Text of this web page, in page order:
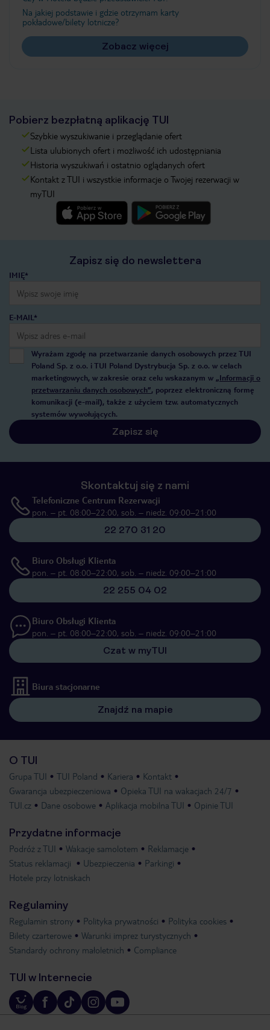
Na jakiej podstawie i gdzie otrzymam karty
pokładowe/bilety lotnicze?
Zobacz więcej
Pobierz bezpłatną aplikację TUI
Szybkie wyszukiwanie i przeglądanie ofert
Lista ulubionych ofert i możliwość ich udostępniania
Historia wyszukiwań i ostatnio oglądanych ofert
Kontakt z TUI i wszystkie informacje o Twojej rezerwacji w
myTUI
Zapisz się do newslettera
IMIĘ*
E-MAIL*
Wyrażam zgodę na przetwarzanie danych osobowych przez TUI
Poland Sp. z o.o. i TUI Poland Dystrybucja Sp. z o.o. w celach
marketingowych, w zakresie oraz celu wskazanym w „Informacji o
przetwarzaniu danych osobowych”, poprzez elektroniczną formę
komunikacji (e-mail), także z użyciem tzw. automatycznych
systemów wywołujących.
Zapisz się
Skontaktuj się z nami
Telefoniczne Centrum Rezerwacji
pon. – pt. 08:00–22:00, sob. – niedz. 09:00–21:00
22 270 31 20
Biuro Obsługi Klienta
pon. – pt. 08:00–22:00, sob. – niedz. 09:00–21:00
22 255 04 02
Biuro Obsługi Klienta
pon. – pt. 08:00–22:00, sob. – niedz. 09:00–21:00
Czat w myTUI
Biura stacjonarne
Znajdź na mapie
O TUI
Grupa TUI TUI Poland Kariera
Kontakt
Gwarancja ubezpieczeniowa
Opieka TUI na wakacjach 24/7
TUI.cz
Dane osobowe Aplikacja mobilna TUI Opinie TUI
Przydatne informacje
Podróż z TUI Wakacje samolotem
Reklamacje
Status reklamacji
Ubezpieczenia
Parkingi
Hotele przy lotniskach
Regulaminy
Regulamin strony Polityka prywatności
Polityka cookies
Bilety czarterowe
Warunki imprez turystycznych
Standardy ochrony małoletnich
Compliance
TUI w Internecie